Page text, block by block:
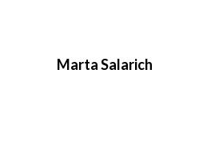
Marta Salarich